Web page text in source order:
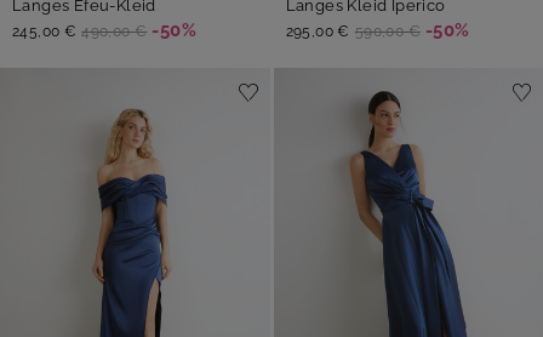
Langes Efeu-Kleid
245,00 € 490,00 € -50%
Langes Kleid Iperico
295,00 € 590,00 € -50%